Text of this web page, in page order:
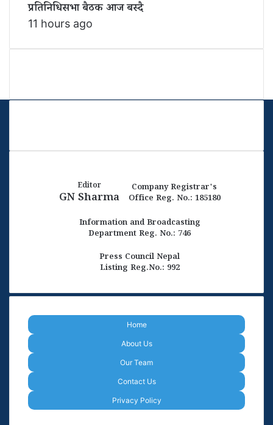
प्रतिनिधिसभा बैठक आज बस्दै
11 hours ago
Editor
GN Sharma
Company Registrar's
Office Reg. No.: 185180
Information and Broadcasting
Department Reg. No.: 746
Press Council Nepal
Listing Reg.No.: 992
Home
About Us
Our Team
Contact Us
Privacy Policy